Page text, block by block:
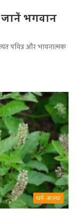
जानें भगवान
पवित्र और भावनात्मक
धर्म-आस्था